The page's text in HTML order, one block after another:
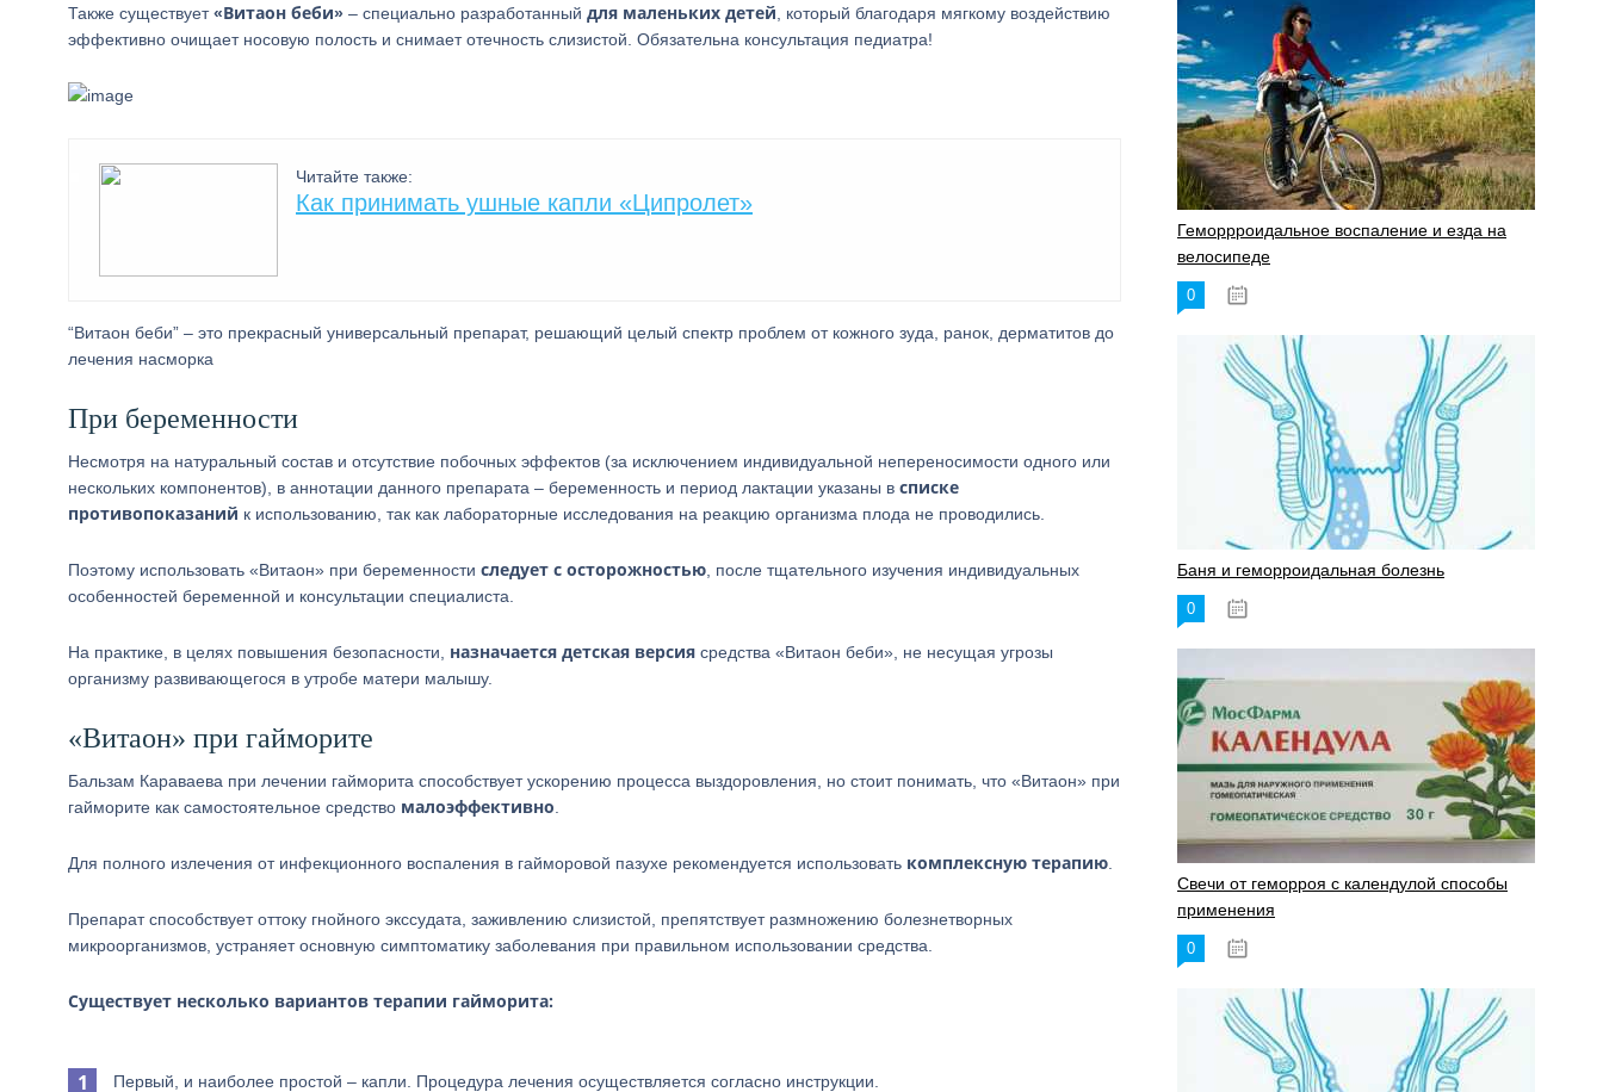
Также существует«Витаон беби» – специально разработанный для маленьких детей , который благодаря мягкому воздействию
эффективно очищает носовую полость и снимает отечность слизистой. Обязательна консультация педиатра!
Читайте также:
Как принимать ушные капли «Ципролет»
“Витаон беби” – это прекрасный универсальный препарат, решающий целый спектр проблем от кожного зуда, ранок, дерматитов до
лечения насморка
При беременности
Несмотря на натуральный состав и отсутствие побочных эффектов (за исключением индивидуальной непереносимости одного или
нескольких компонентов), в аннотации данного препарата – беременность и период лактации указаны в списке
противопоказаний к использованию, так как лабораторные исследования на реакцию организма плода не проводились.
Поэтому использовать «Витаон» при беременности следует с осторожностью , после тщательного изучения индивидуальных
особенностей беременной и консультации специалиста.
На практике, в целях повышения безопасности, назначается детская версия средства «Витаон беби», не несущая угрозы
организму развивающегося в утробе матери малышу.
«Витаон» при гайморите
Бальзам Караваева при лечении гайморита способствует ускорению процесса выздоровления, но стоит понимать, что «Витаон» при
гайморите как самостоятельное средство малоэффективно
Для полного излечения от инфекционного воспаления в гайморовой пазухе рекомендуется использовать комплексную терапию
Препарат способствует оттоку гнойного экссудата, заживлению слизистой, препятствует размножению болезнетворных
микроорганизмов, устраняет основную симптоматику заболевания при правильном использовании средства.
Существует несколько вариантов терапии гайморита:
Первый, и наиболее простой – капли. Процедура лечения осуществляется согласно инструкции.
Геморрроидальное воспаление и езда на
велосипеде
0
Баня и геморроидальная болезнь
0
Свечи от геморроя с календулой способы
применения
0